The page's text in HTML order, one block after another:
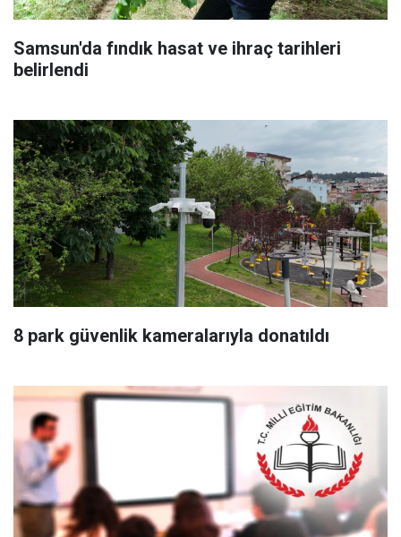
Samsun'da fındık hasat ve ihraç tarihleri
belirlendi
8 park güvenlik kameralarıyla donatıldı